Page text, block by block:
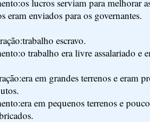
lucros serviam para melhorar
eram enviados para os governantes.
escravo.
trabalho era livre assalariado e
em grandes terrenos e eram
em pequenos terrenos e